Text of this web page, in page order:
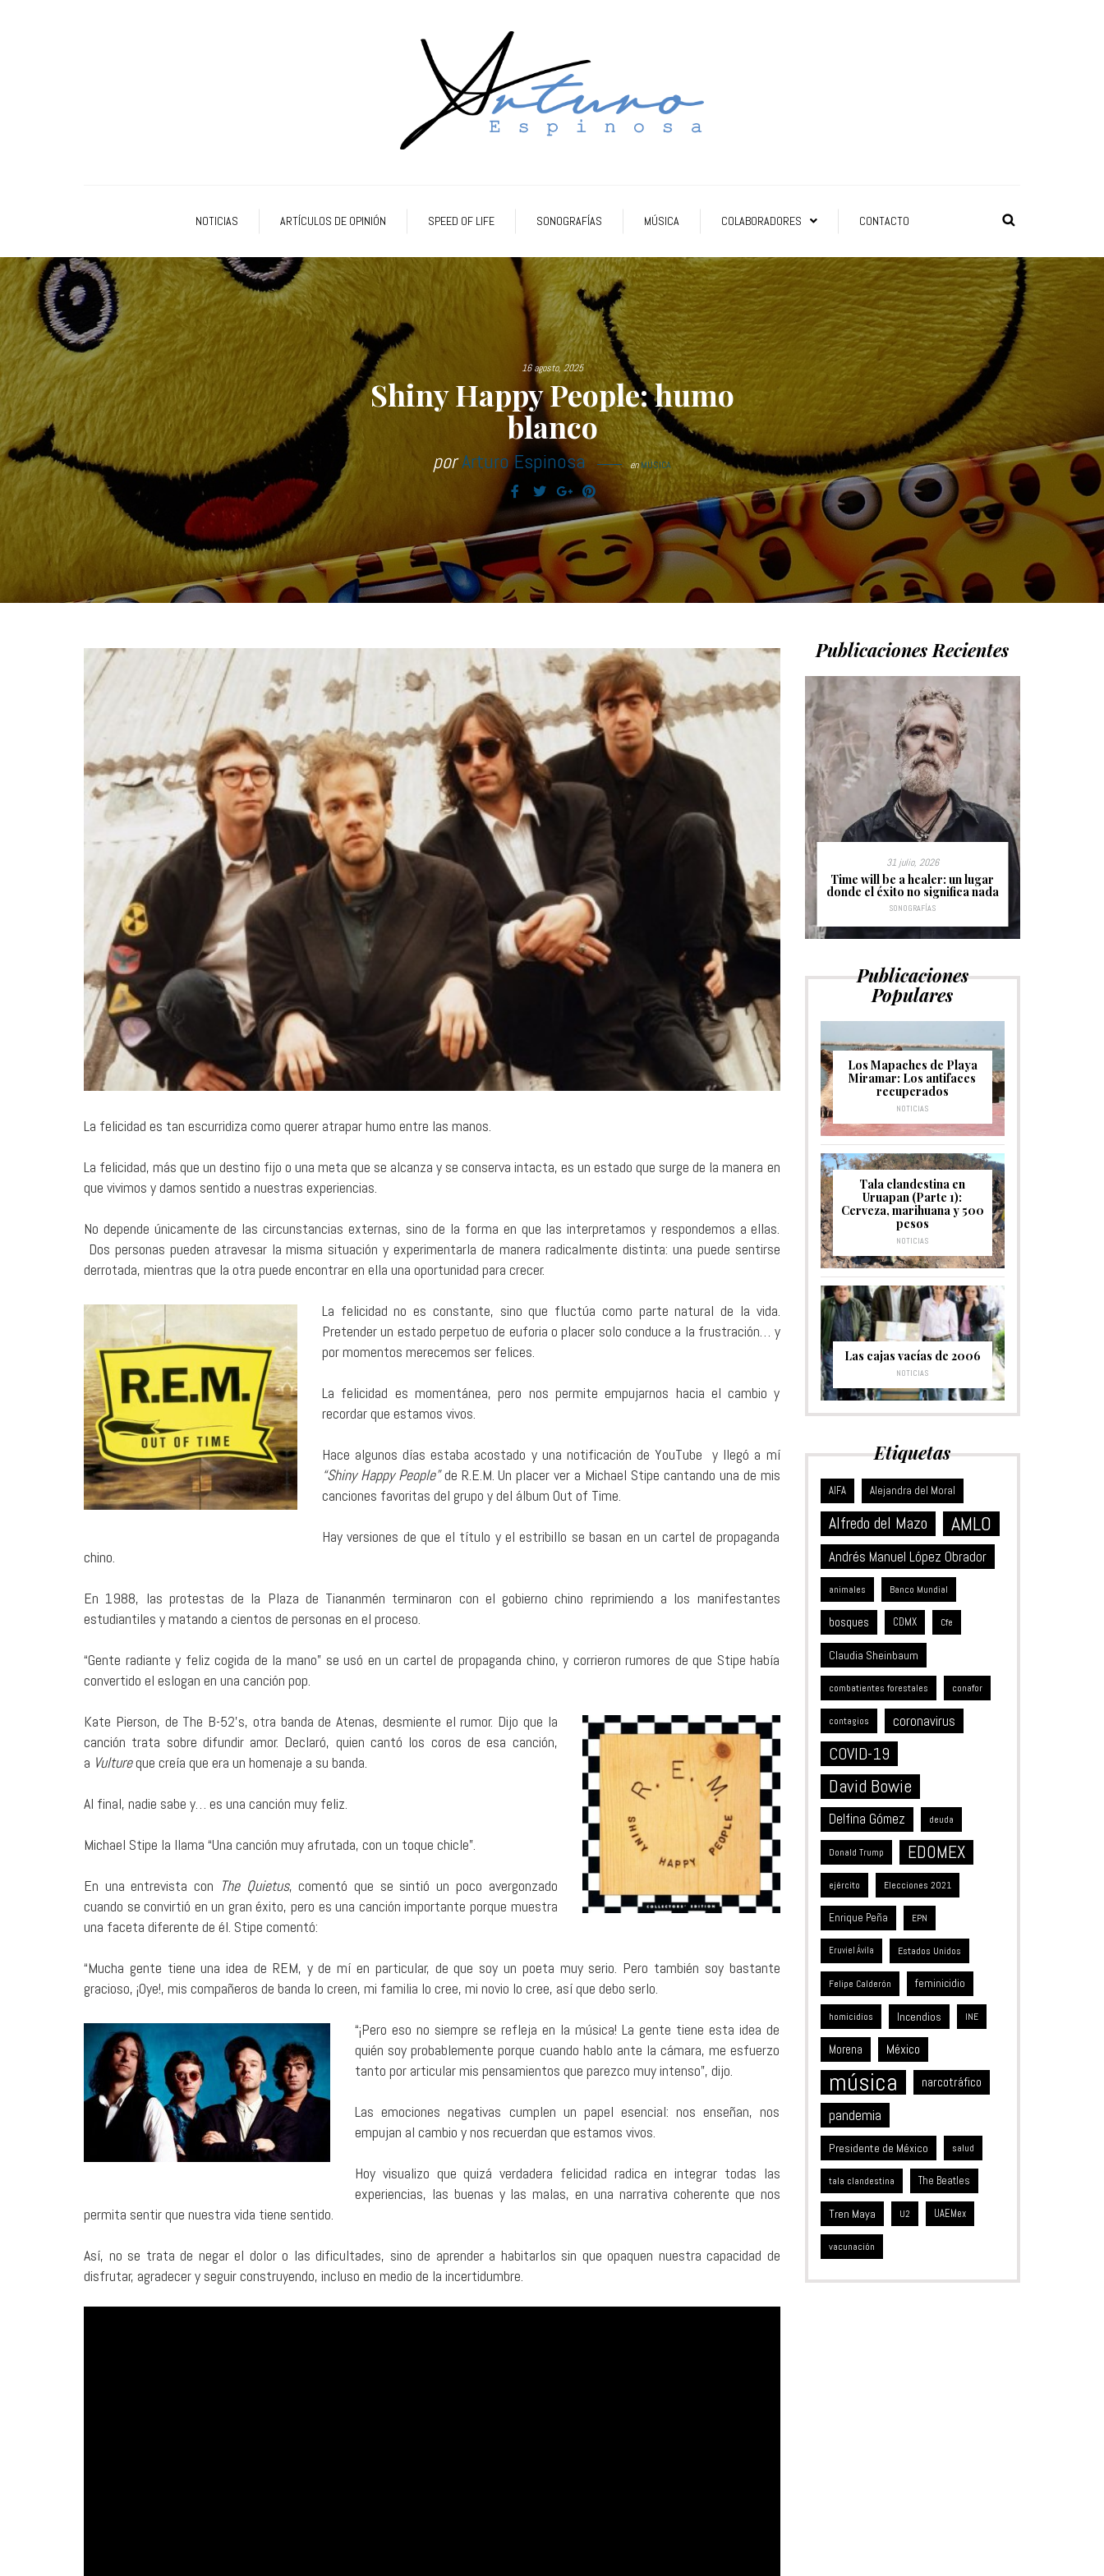
NOTICIAS ARTÍCULOS DE OPINIÓN SPEED OF LIFE SONOGRAFÍAS MÚSICA COLABORADORES CONTACTO
16 agosto, 2025
Shiny Happy People: humo
blanco
porArturo Espinosa enMÚSICA
La felicidad es tan escurridiza como querer atrapar humo entre las manos.
La felicidad, más que un destino fijo o una meta que se alcanza y se conserva intacta, es un estado que surge de la manera en
que vivimos y damos sentido a nuestras experiencias.
No depende únicamente de las circunstancias externas, sino de la forma en que las interpretamos y respondemos a ellas.
Dos personas pueden atravesar la misma situación y experimentarla de manera radicalmente distinta: una puede sentirse
derrotada, mientras que la otra puede encontrar en ella una oportunidad para crecer.
La felicidad no es constante, sino que fluctúa como parte natural de la vida.
Pretender un estado perpetuo de euforia o placer solo conduce a la frustración… y
por momentos merecemos ser felices.
La felicidad es momentánea, pero nos permite empujarnos hacia el cambio y
recordar que estamos vivos.
Hace algunos días estaba acostado y una notificación de YouTube y llegó a mí
“Shiny Happy People”de R.E.M. Un placer ver a Michael Stipe cantando una de mis
canciones favoritas del grupo y del álbum Out of Time.
Hay versiones de que el título y el estribillo se basan en un cartel de propaganda
chino.
En 1988, las protestas de la Plaza de Tiananmén terminaron con el gobierno chino reprimiendo a los manifestantes
estudiantiles y matando a cientos de personas en el proceso.
“Gente radiante y feliz cogida de la mano” se usó en un cartel de propaganda chino, y corrieron rumores de que Stipe había
convertido el eslogan en una canción pop.
Kate Pierson, de The B-52’s, otra banda de Atenas, desmiente el rumor. Dijo que la
canción trata sobre difundir amor. Declaró, quien cantó los coros de esa canción,
a Vultureque creía que era un homenaje a su banda.
Al final, nadie sabe y… es una canción muy feliz.
Michael Stipe la llama “Una canción muy afrutada, con un toque chicle”.
En una entrevista con The Quietus, comentó que se sintió un poco avergonzado
cuando se convirtió en un gran éxito, pero es una canción importante porque muestra
una faceta diferente de él. Stipe comentó:
“Mucha gente tiene una idea de REM, y de mí en particular, de que soy un poeta muy serio. Pero también soy bastante
gracioso, ¡Oye!, mis compañeros de banda lo creen, mi familia lo cree, mi novio lo cree, así que debo serlo.
“¡Pero eso no siempre se refleja en la música! La gente tiene esta idea de
quién soy probablemente porque cuando hablo ante la cámara, me esfuerzo
tanto por articular mis pensamientos que parezco muy intenso”, dijo.
Las emociones negativas cumplen un papel esencial: nos enseñan, nos
empujan al cambio y nos recuerdan que estamos vivos.
Hoy visualizo que quizá verdadera felicidad radica en integrar todas las
experiencias, las buenas y las malas, en una narrativa coherente que nos
permita sentir que nuestra vida tiene sentido.
Así, no se trata de negar el dolor o las dificultades, sino de aprender a habitarlos sin que opaquen nuestra capacidad de
disfrutar, agradecer y seguir construyendo, incluso en medio de la incertidumbre.
Publicaciones Recientes
25 julio, 2026
Hurdy Gurdy Man: mapas de
creatividad
MÚSICA
24 julio, 2026
A 1000 Times: El sonido de la
repetición
SONOGRAFÍAS
1 agosto, 2026
Santa Fe: pecadores sin
31 julio, 2026
Time will be a healer: un lugar
donde el éxito no significa nada
SONOGRAFÍAS
Publicaciones
Populares
Los Mapaches de Playa
Miramar: Los antifaces
recuperados
NOTICIAS
Tala clandestina en
Uruapan (Parte 1):
Cerveza, marihuana y 500
pesos
NOTICIAS
Las cajas vacías de 2006
NOTICIAS
Etiquetas
AIFA Alejandra del Moral
Alfredo del Mazo AMLO
Andrés Manuel López Obrador
animales Banco Mundial
bosques CDMX Cfe
Claudia Sheinbaum
combatientes forestales conafor
contagios coronavirus
COVID-19
David Bowie
Delfina Gómez deuda
Donald Trump EDOMEX
ejército Elecciones 2021
Enrique Peña EPN
Eruviel Ávila Estados Unidos
Felipe Calderón feminicidio
homicidios Incendios INE
Morena México
música narcotráfico
pandemia
Presidente de México salud
tala clandestina The Beatles
Tren Maya U2 UAEMex
vacunación